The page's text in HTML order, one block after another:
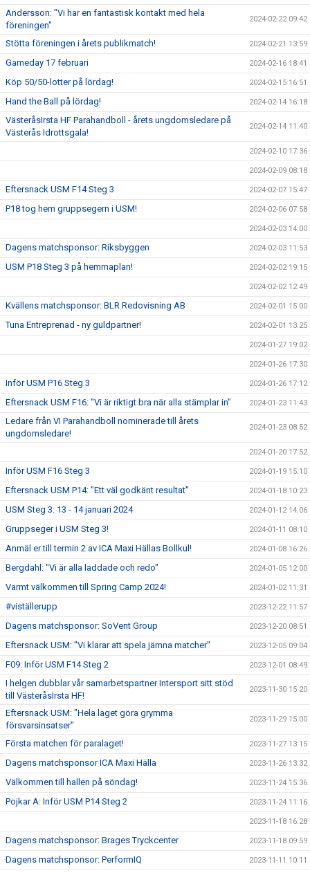
Andersson: "Vi har en fantastisk kontakt med hela
föreningen"
2024-02-22 09:42
Stötta föreningen i årets publikmatch! 2024-02-21 13:59
Gameday 17 februari 2024-02-16 18:41
Köp 50/50-lotter på lördag! 2024-02-15 16:51
Hand the Ball på lördag! 2024-02-14 16:18
VästeråsIrsta HF Parahandboll - årets ungdomsledare på
Västerås Idrottsgala!
2024-02-14 11:40
2024-02-10 17:36
2024-02-09 08:18
Eftersnack USM F14 Steg 3 2024-02-07 15:47
P18 tog hem gruppsegern i USM! 2024-02-06 07:58
2024-02-03 14:00
Dagens matchsponsor: Riksbyggen 2024-02-03 11:53
USM P18 Steg 3 på hemmaplan! 2024-02-02 19:15
2024-02-02 12:49
Kvällens matchsponsor: BLR Redovisning AB 2024-02-01 15:00
Tuna Entreprenad - ny guldpartner! 2024-02-01 13:25
2024-01-27 19:02
2024-01-26 17:30
Inför USM P16 Steg 3 2024-01-26 17:12
Eftersnack USM F16: "Vi är riktigt bra när alla stämplar in" 2024-01-23 11:43
Ledare från VI Parahandboll nominerade till årets
ungdomsledare!
2024-01-23 08:52
2024-01-20 17:52
Inför USM F16 Steg 3 2024-01-19 15:10
Eftersnack USM P14: "Ett väl godkänt resultat" 2024-01-18 10:23
USM Steg 3: 13 - 14 januari 2024 2024-01-12 14:06
Gruppseger i USM Steg 3! 2024-01-11 08:10
Anmäl er till termin 2 av ICA Maxi Hällas Bollkul! 2024-01-08 16:26
Bergdahl: "Vi är alla laddade och redo" 2024-01-05 12:00
Varmt välkommen till Spring Camp 2024! 2024-01-02 11:31
#viställerupp 2023-12-22 11:57
Dagens matchsponsor: SoVent Group 2023-12-20 08:51
Eftersnack USM: "Vi klarar att spela jämna matcher" 2023-12-05 09:04
F09: Inför USM F14 Steg 2 2023-12-01 08:49
I helgen dubblar vår samarbetspartner Intersport sitt stöd
till VästeråsIrsta HF!
2023-11-30 15:20
Eftersnack USM: "Hela laget göra grymma
försvarsinsatser"
2023-11-29 15:00
Första matchen för paralaget! 2023-11-27 13:15
Dagens matchsponsor ICA Maxi Hälla 2023-11-26 13:32
Välkommen till hallen på söndag! 2023-11-24 15:36
Pojkar A: Inför USM P14 Steg 2 2023-11-24 11:16
2023-11-18 16:28
Dagens matchsponsor: Brages Tryckcenter 2023-11-18 09:59
Dagens matchsponsor: PerformIQ 2023-11-11 10:11